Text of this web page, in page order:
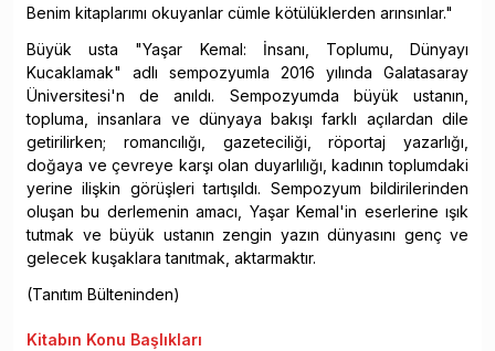
Benim kitaplarımı okuyanlar cümle kötülüklerden arınsınlar."
Büyük usta "Yaşar Kemal: İnsanı, Toplumu, Dünyayı
Kucaklamak" adlı sempozyumla 2016 yılında Galatasaray
Üniversitesi'n de anıldı. Sempozyumda büyük ustanın,
topluma, insanlara ve dünyaya bakışı farklı açılardan dile
getirilirken; romancılığı, gazeteciliği, röportaj yazarlığı,
doğaya ve çevreye karşı olan duyarlılığı, kadının toplumdaki
yerine ilişkin görüşleri tartışıldı. Sempozyum bildirilerinden
oluşan bu derlemenin amacı, Yaşar Kemal'in eserlerine ışık
tutmak ve büyük ustanın zengin yazın dünyasını genç ve
gelecek kuşaklara tanıtmak, aktarmaktır.
(Tanıtım Bülteninden)
Kitabın Konu Başlıkları